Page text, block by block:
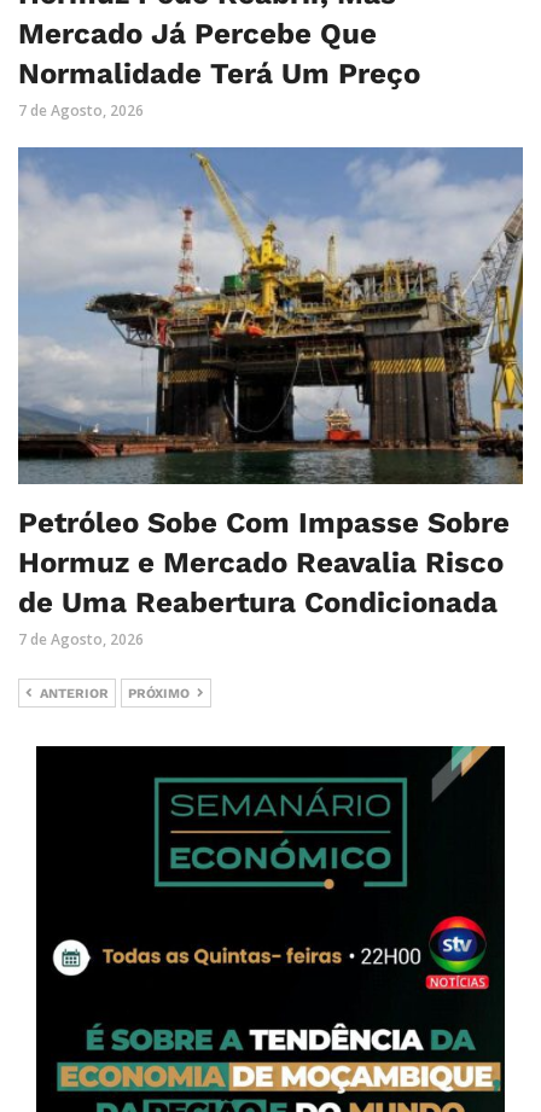
Mercado Já Percebe Que
Normalidade Terá Um Preço
7 de Agosto, 2026
Petróleo Sobe Com Impasse Sobre
Hormuz e Mercado Reavalia Risco
de Uma Reabertura Condicionada
7 de Agosto, 2026
ANTERIOR PRÓXIMO